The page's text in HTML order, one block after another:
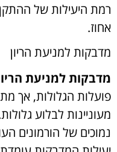
אחוז.
מדבקות למניעת הריון
מדבקות למניעת
פועלות הגלולות, אך
מעוניינות לבלוע
נמוכים של הורמונים